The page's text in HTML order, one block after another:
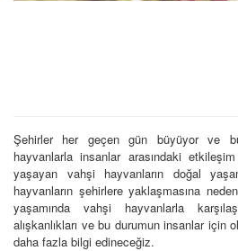
Şehirler her geçen gün büyüyor ve
hayvanlarla insanlar arasındaki
yaşayan vahşi hayvanların doğal
hayvanların şehirlere yaklaşmasına
yaşamında vahşi hayvanlarla
alışkanlıkları ve bu durumun insanlar için
daha fazla bilgi edineceğiz.